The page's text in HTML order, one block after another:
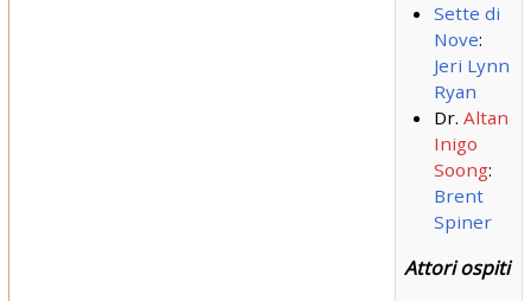
Sette di
Nove:
Jeri Lynn
Ryan
Dr. Altan
Inigo
Soong:
Brent
Spiner
Attori ospiti